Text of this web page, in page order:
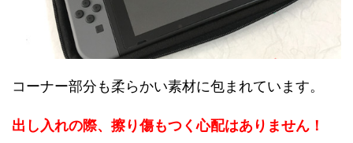
コーナー部分も柔らかい素材に包まれています。
出し入れの際、擦り傷もつく心配はありません！